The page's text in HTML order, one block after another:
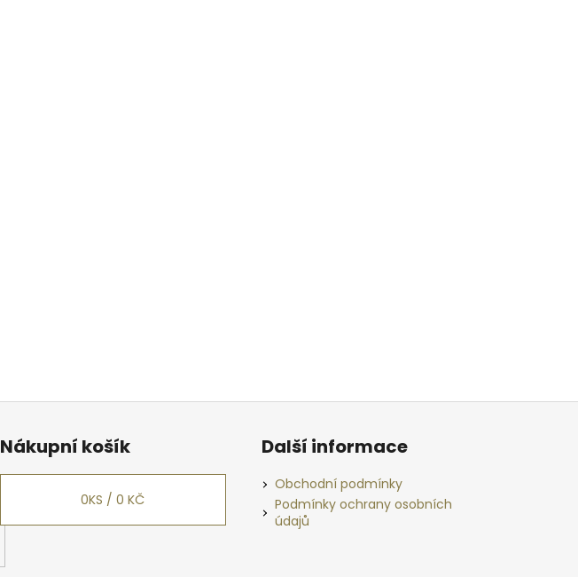
Nákupní košík
0KS /0 KČ
Další informace
Obchodní podmínky
Podmínky ochrany osobních
údajů